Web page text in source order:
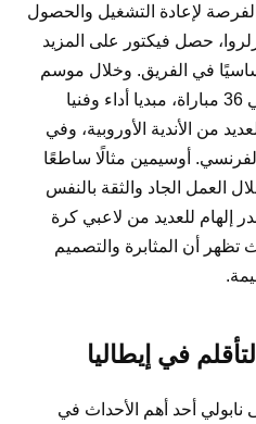
لإعادة التشغيل والحصول
حصل فيكتور على المزيد
في الفريق. وخلال موسم
2018/2019، سجل 20 هدفا في 36 مباراة، مبديا أداء وفنيا
من الأندية الأوروبية، وفي
أوسيمين مثالًا ساطعًا
العمل الجاد والثقة بالنفس
إلهام للعديد من لاعبي كرة
تظهر أن المثابرة والتصميم
في إيطاليا
نابولي أحد أهم الأحداث في